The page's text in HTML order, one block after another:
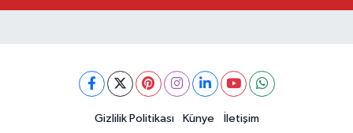
Gizlilik Politikası Künye İletişim